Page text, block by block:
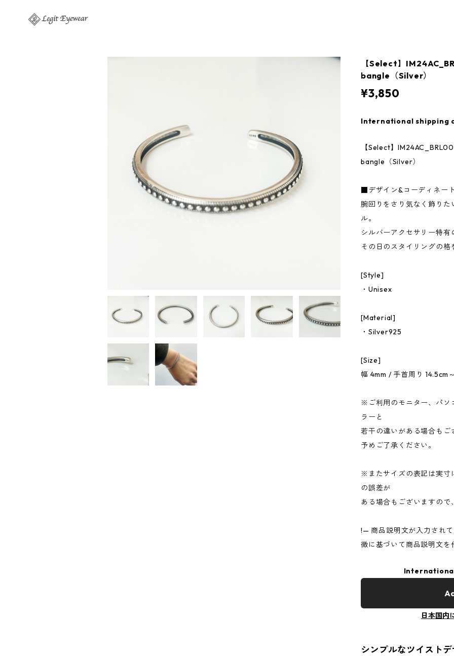
【Select】
bangle（Silver）
¥3,850
International shipping
【Select】
bangle（Silver）
■デザイン&コーディネー
腕回りをさり気なく飾り
ル。
シルバーアクセサリー特
その日のスタイリングの格
[Style]
・Unisex
[Material]
・Silver925
[Size]
幅 4mm / 手首周り 14.5cm
※ご利用のモニター、パソ
ラーと
若干の違いがある場合もご
予めご了承ください。
※またサイズの表記は実寸
の誤差が
ある場合もございますの
!— 商品説明文が入力され
徴に基づいて商品説明文
日本国内
シンプルなツイスト